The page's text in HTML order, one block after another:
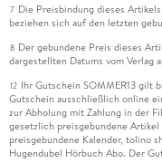
7 Die Preisbindung dieses
beziehen sich auf den letzten
8 Der gebundene Preis dieses
dargestellten Datums vom Verlag
12 Ihr Gutschein SOMMER13 gilt
Gutschein ausschließlich online
zur Abholung mit Zahlung in der
gesetzlich preisgebundene
preisgebundene Kalender, tolino
Hugendubel Hörbuch Abo. Der